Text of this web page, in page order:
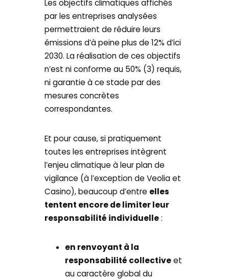
Les objectifs climatiques affichés
par les entreprises analysées
permettraient de réduire leurs
émissions d’à peine plus de 12% d’ici
2030. La réalisation de ces objectifs
n’est ni conforme au 50% (3) requis,
ni garantie à ce stade par des
mesures concrètes
correspondantes.
Et pour cause, si pratiquement
toutes les entreprises intègrent
l’enjeu climatique à leur plan de
vigilance (à l’exception de Veolia et
Casino), beaucoup d’entre elles
tentent encore de limiter leur
responsabilité individuelle:
en renvoyant à la
responsabilité collectiveet
au caractère global du